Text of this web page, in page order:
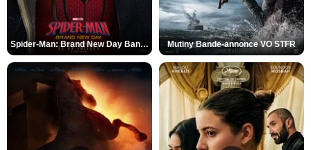
Spider-Man: Brand New Day Bande-annonce VO STFR Mutiny Bande-annonce VO STFR